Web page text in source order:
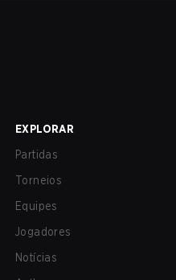
EXPLORAR
Partidas
Torneios
Equipes
Jogadores
Notícias